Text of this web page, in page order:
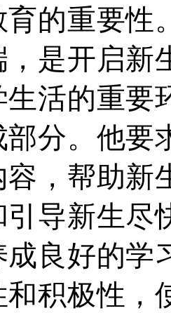
育的重要性
是开启新
活的重要
部分。他要
，帮助新
导新生尽
良好的学
和积极性，